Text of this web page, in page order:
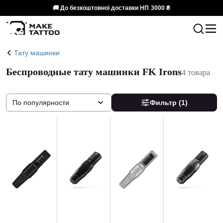
🚚 До безкоштовної доставки НП 3000 ₴
Тату машинки
Беспроводные тату машинки FK Irons4 товара
Фильтр (1)
По популярности